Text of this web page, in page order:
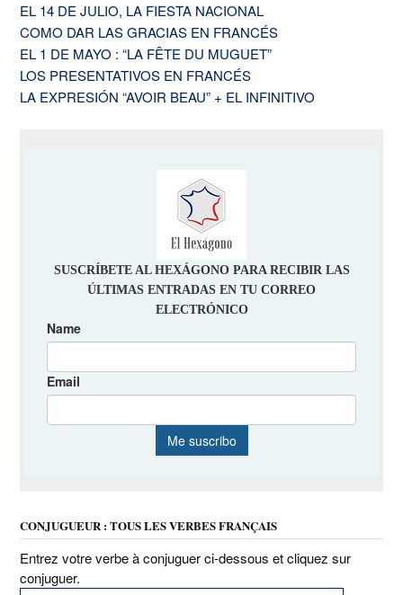
EL 14 DE JULIO, LA FIESTA NACIONAL
COMO DAR LAS GRACIAS EN FRANCÉS
EL 1 DE MAYO : “LA FÊTE DU MUGUET”
LOS PRESENTATIVOS EN FRANCÉS
LA EXPRESIÓN “AVOIR BEAU” + EL INFINITIVO
CONJUGUEUR : TOUS LES VERBES FRANÇAIS
Entrez votre verbe à conjuguer ci-dessous et cliquez sur
conjuguer.